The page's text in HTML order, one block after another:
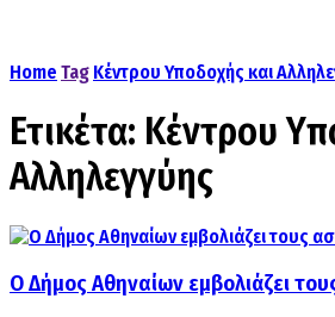
Home Tag Κέντρου Υποδοχής και
Ετικέτα: Κέντρου
Αλληλεγγύης
Ο Δήμος Αθηναίων εμβολιάζει